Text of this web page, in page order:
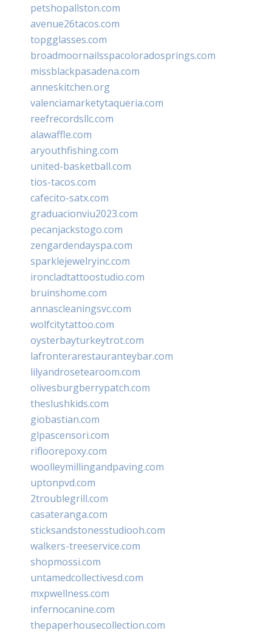
petshopallston.com
avenue26tacos.com
topgglasses.com
broadmoornailsspacoloradosprings.com
missblackpasadena.com
anneskitchen.org
valenciamarketytaqueria.com
reefrecordsllc.com
alawaffle.com
aryouthfishing.com
united-basketball.com
tios-tacos.com
cafecito-satx.com
graduacionviu2023.com
pecanjackstogo.com
zengardendayspa.com
sparklejewelryinc.com
ironcladtattoostudio.com
bruinshome.com
annascleaningsvc.com
wolfcitytattoo.com
oysterbayturkeytrot.com
lafronterarestauranteybar.com
lilyandrosetearoom.com
olivesburgberrypatch.com
theslushkids.com
giobastian.com
glpascensori.com
rifloorepoxy.com
woolleymillingandpaving.com
uptonpvd.com
2troublegrill.com
casateranga.com
sticksandstonesstudiooh.com
walkers-treeservice.com
shopmossi.com
untamedcollectivesd.com
mxpwellness.com
infernocanine.com
thepaperhousecollection.com